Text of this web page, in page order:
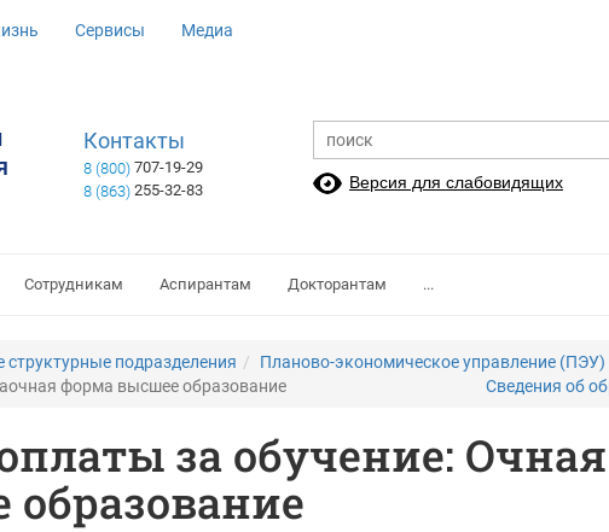
Сервисы Медиа
Контакты
8 (800) 707-19-29
8 (863) 255-32-83 Версия для слабовидящих
Сотрудникам Аспирантам Докторантам ...
подразделения
Планово-экономическое управление (ПЭУ)
форма высшее образование
Сведения об
за обучение: